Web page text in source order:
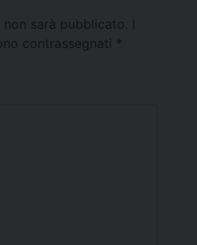
sarà pubblicato.
contrassegnati *